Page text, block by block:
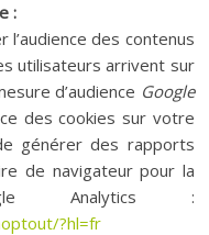
:
des contenus
utilisateurs arrivent sur
d’audience Google
des cookies sur votre
générer des rapports
de navigateur pour la
Analytics :
?hl=fr